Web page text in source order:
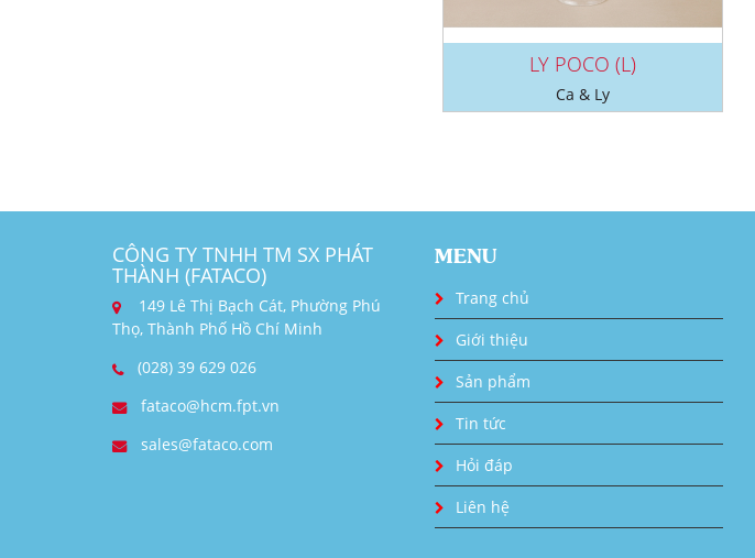
LY POCO (L)
Ca & Ly
CÔNG TY TNHH TM SX PHÁT
THÀNH (FATACO)
149 Lê Thị Bạch Cát, Phường Phú
Thọ, Thành Phố Hồ Chí Minh
(028) 39 629 026
fataco@hcm.fpt.vn
sales@fataco.com
MENU
Trang chủ
Giới thiệu
Sản phẩm
Tin tức
Hỏi đáp
Liên hệ